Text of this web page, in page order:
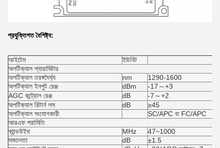
প্রযুক্তিগত বৈশিষ্ট্য:
আইটেম
ইউনিট
অপটিক্যাল প্যারামিটার
অপটিক্যাল তরঙ্গদৈর্ঘ্য
nm
1290-1600
অপটিক্যাল ইনপুট রেঞ্জ
dBm
-17～+3
AGC কন্ট্রোল রেঞ্জ
dB
-7～+2
অপটিক্যাল রিটার্ন লস
dB
≥45
অপটিক্যাল সংযোগকারী
SC/APC বা FC/APC
আরএফ পরামিতি
ব্যান্ডউইথ
MHz
47~1000
সমতলতা
dB
±1.5